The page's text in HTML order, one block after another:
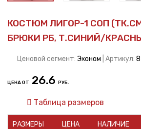
КОСТЮМ ЛИГОР-1 СОП
БРЮКИ РБ, Т.СИНИЙ/
Ценовой сегмент: Эконом | Артикул:
ЦЕНА ОТ 26.6 РУБ.
Таблица размеров
РАЗМЕРЫ ЦЕНА НАЛИЧИЕ